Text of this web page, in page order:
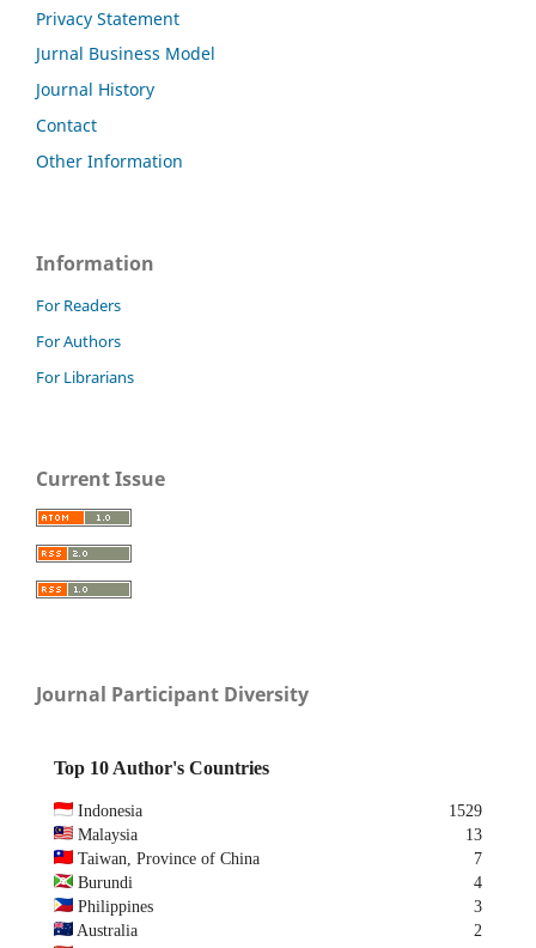
Privacy Statement
Jurnal Business Model
Journal History
Contact
Other Information
Information
For Readers
For Authors
For Librarians
Current Issue
Journal Participant Diversity
Top 10 Author's Countries
Indonesia
1529
Malaysia
13
Taiwan, Province of China
7
Burundi
4
Philippines
3
Australia
2